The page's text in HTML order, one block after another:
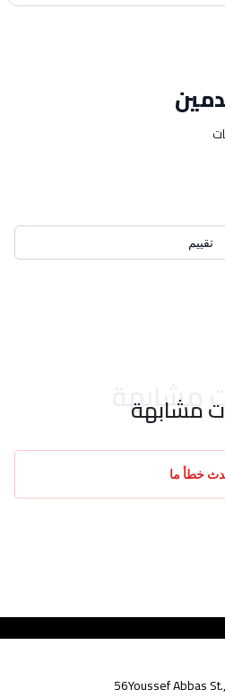
تقييم
مشابهة
مشابهة
خطأ ما
56Youssef Abbas